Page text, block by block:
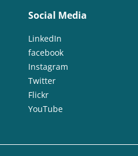
Social Media
LinkedIn
facebook
Instagram
Twitter
Flickr
YouTube